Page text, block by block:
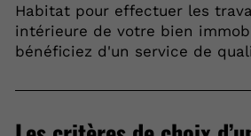
Habitat pour effectuer les
intérieure de votre bien
bénéficiez d'un service de